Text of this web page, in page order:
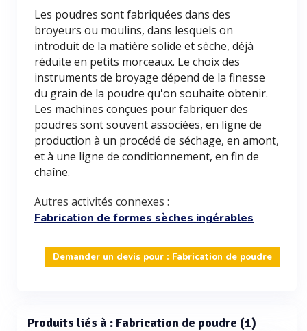
Les poudres sont fabriquées dans des
broyeurs ou moulins, dans lesquels on
introduit de la matière solide et sèche, déjà
réduite en petits morceaux. Le choix des
instruments de broyage dépend de la finesse
du grain de la poudre qu'on souhaite obtenir.
Les machines conçues pour fabriquer des
poudres sont souvent associées, en ligne de
production à un procédé de séchage, en amont,
et à une ligne de conditionnement, en fin de
chaîne.
Autres activités connexes :
Fabrication de formes sèches ingérables
Demander un devis pour : Fabrication de poudre
Produits liés à : Fabrication de poudre (1)